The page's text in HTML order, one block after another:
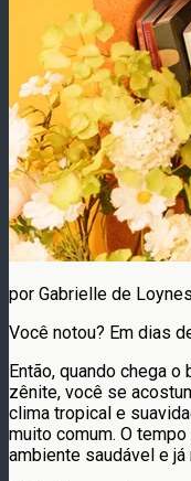
por Gabrielle de
Você notou? Em dias
Então, quando chega
zênite, você se
clima tropical e
muito comum. O
ambiente saudável e já